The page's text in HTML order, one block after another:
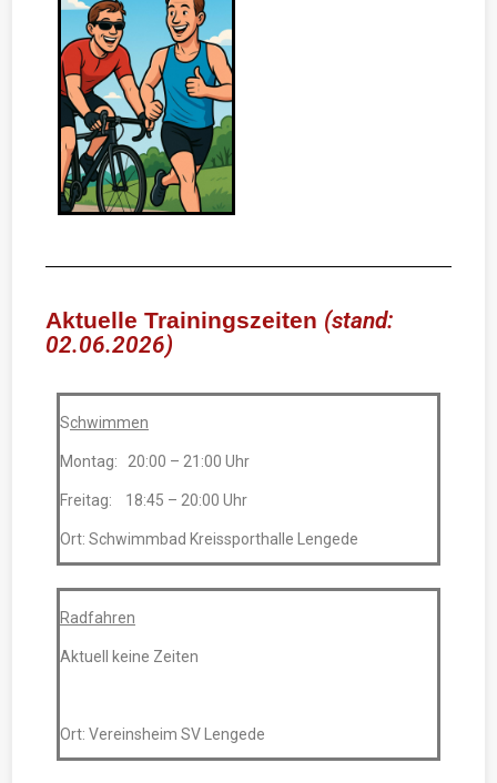
Aktuelle Trainingszeiten (stand:
02.06.2026)
Schwimmen
Montag: 20:00 – 21:00 Uhr
Freitag: 18:45 – 20:00 Uhr
Ort: Schwimmbad Kreissporthalle Lengede
Radfahren
Aktuell keine Zeiten
Ort: Vereinsheim SV Lengede